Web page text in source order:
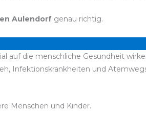
Aulendorf genau richtig.
auf die menschliche Gesundheit
Infektionskrankheiten und
Menschen und Kinder.